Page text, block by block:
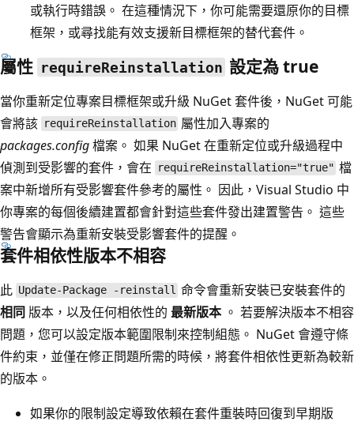
或執行時錯誤。 在這種情況下，你可能需要還原你的目標
框架，或尋找能有效支援新目標框架的替代套件。
屬性 requireReinstallation 設定為 true
當你重新定位專案目標框架或升級 NuGet 套件後，NuGet 可能
會將該 requireReinstallation 屬性加入專案的
packages.config檔案。 如果 NuGet 在重新定位或升級過程中
偵測到受影響的套件，會在
requireReinstallation="true" 檔
案中新增所有受影響套件參考的屬性。 因此，Visual Studio 中
你專案的每個後續建置都會針對這些套件發出建置警告。 這些
警告會顯示為重新安裝受影響套件的提醒。
套件相依性版本不相容
此 Update-Package -reinstall 命令會重新安裝已安裝套件的
相同 版本，以及任何相依性的 最新版本。 若要解決版本不相容
問題，您可以設定版本範圍限制來控制組態。 NuGet 會遵守條
件約束，並僅在修正問題所需的時候，將套件相依性更新為較新
的版本。
如果你的限制設定導致依賴在套件重裝時回復到早期版